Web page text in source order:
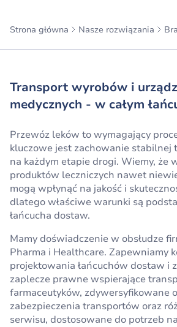
Strona główna Nasze rozwiązania
Transport wyrobów i
medycznych - w całym
Przewóz leków to wymagający
kluczowe jest zachowanie stabilnej
na każdym etapie drogi. Wiemy, że
produktów leczniczych nawet
mogą wpłynąć na jakość i
dlatego właściwe warunki są
łańcucha dostaw.
Mamy doświadczenie w obsłudze
Pharma i Healthcare. Zapewniamy
projektowania łańcuchów dostaw i
zaplecze prawne wspierające
farmaceutyków, zdywersyfikowane
zabezpieczenia transportów oraz
serwisu, dostosowane do potrzeb